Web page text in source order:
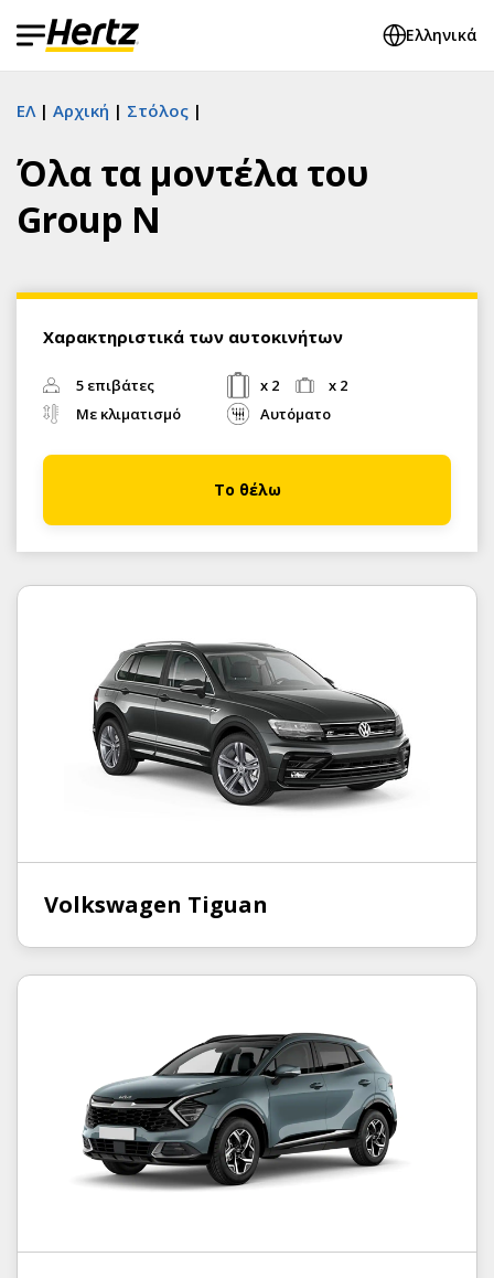
Ελληνικά
ΕΛ Αρχική Στόλος
Όλα τα μοντέλα του
Group N
Χαρακτηριστικά των αυτοκινήτων
5 επιβάτες x 2
x 2
Με κλιματισμό
Αυτόματο
Το θέλω
Volkswagen Tiguan